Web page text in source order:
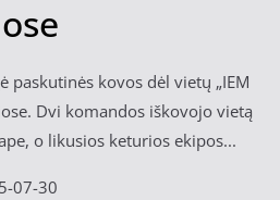
paskutinės kovos dėl vietų „IEM
Dvi komandos iškovojo vietą
o likusios keturios ekipos...
07-30